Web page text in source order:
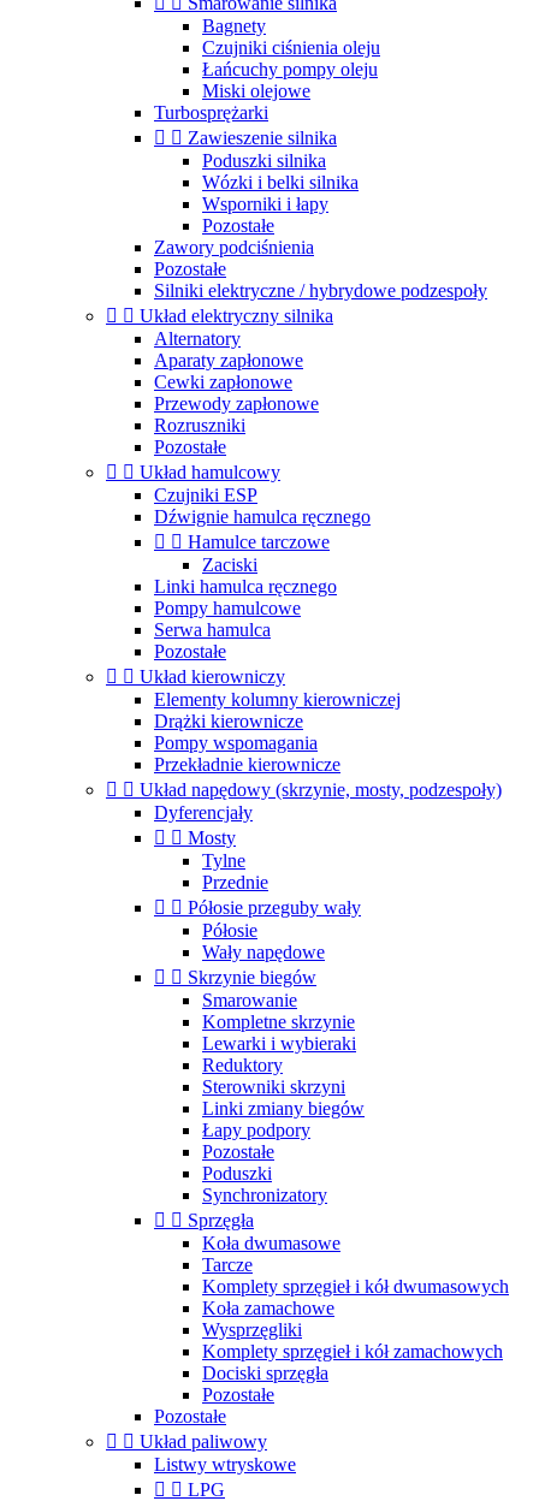
Bagnety
Czujniki ciśnienia oleju
Łańcuchy pompy oleju
Miski olejowe
Turbosprężarki
  Zawieszenie silnika
Poduszki silnika
Wózki i belki silnika
Wsporniki i łapy
Pozostałe
Zawory podciśnienia
Pozostałe
Silniki elektryczne / hybrydowe podzespoły
  Układ elektryczny silnika
Alternatory
Aparaty zapłonowe
Cewki zapłonowe
Przewody zapłonowe
Rozruszniki
Pozostałe
  Układ hamulcowy
Czujniki ESP
Dźwignie hamulca ręcznego
  Hamulce tarczowe
Zaciski
Linki hamulca ręcznego
Pompy hamulcowe
Serwa hamulca
Pozostałe
  Układ kierowniczy
Elementy kolumny kierowniczej
Drążki kierownicze
Pompy wspomagania
Przekładnie kierownicze
  Układ napędowy (skrzynie, mosty, podzespoły)
Dyferencjały
  Mosty
Tylne
Przednie
  Półosie przeguby wały
Półosie
Wały napędowe
  Skrzynie biegów
Smarowanie
Kompletne skrzynie
Lewarki i wybieraki
Reduktory
Sterowniki skrzyni
Linki zmiany biegów
Łapy podpory
Pozostałe
Poduszki
Synchronizatory
  Sprzęgła
Koła dwumasowe
Tarcze
Komplety sprzęgieł i kół dwumasowych
Koła zamachowe
Wysprzęgliki
Komplety sprzęgieł i kół zamachowych
Dociski sprzęgła
Pozostałe
Pozostałe
  Układ paliwowy
Listwy wtryskowe
  LPG